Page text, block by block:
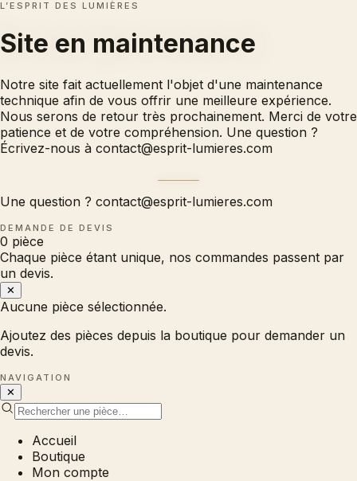
L’ESPRIT DES LUMIÈRES
Site en maintenance
Notre site fait actuellement l'objet d'une maintenance
technique afin de vous offrir une meilleure expérience.
Nous serons de retour très prochainement. Merci de votre
patience et de votre compréhension. Une question ?
Écrivez-nous à contact@esprit-lumieres.com
Une question ? contact@esprit-lumieres.com
DEMANDE DE DEVIS
0 pièce
Chaque pièce étant unique, nos commandes passent par
un devis.
✕
Aucune pièce sélectionnée.
Ajoutez des pièces depuis la boutique pour demander un
devis.
NAVIGATION
✕
Accueil
Boutique
Mon compte